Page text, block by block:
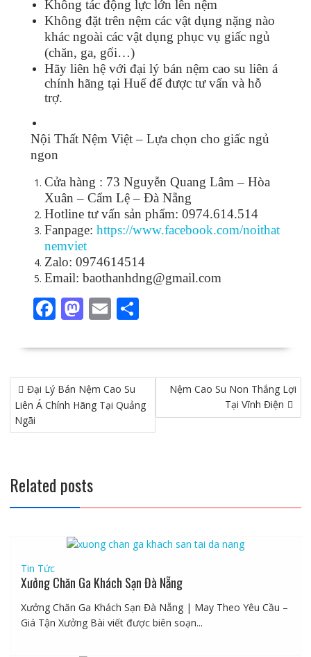
Không tác động lực lớn lên nệm
Không đặt trên nệm các vật dụng nặng nào
khác ngoài các vật dụng phục vụ giấc ngủ
(chăn, ga, gối…)
Hãy liên hệ với đại lý bán nệm cao su liên á
chính hãng tại Huế để được tư vấn và hỗ
trợ.
Nội Thất Nệm Việt – Lựa chọn cho giấc ngủ
ngon
Cửa hàng : 73 Nguyễn Quang Lâm – Hòa
Xuân – Cẩm Lệ – Đà Nẵng
Hotline tư vấn sản phẩm: 0974.614.514
Fanpage: https://www.facebook.com/noithat
nemviet
Zalo: 0974614514
Email: baothanhdng@gmail.com
F
ac
e
b
o
o
k
M
as
to
d
o
n
E
m
ai
l
S
ar
e
Điều
hướng
bài
viết
Đại Lý Bán Nệm Cao Su
Liên Á Chính Hãng Tại Quảng
Ngãi
Nệm Cao Su Non Thắng Lợi
Tại Vĩnh Điện
Related posts
Tin Tức
Xưởng Chăn Ga Khách Sạn Đà Nẵng
Xưởng Chăn Ga Khách Sạn Đà Nẵng | May Theo Yêu Cầu –
Giá Tận Xưởng Bài viết được biên soạn...